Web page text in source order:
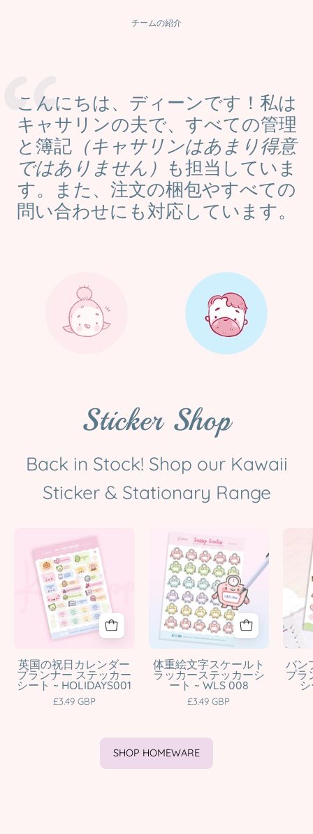
チームの紹介
こんにちは、ディーンです！私は
キャサリンの夫で、すべての管理
と簿記 （キャサリンはあまり得意
ではありません） も担当していま
す。また、注文の梱包やすべての
問い合わせにも対応しています。
Sticker Shop
Back in Stock! Shop our Kawaii
Sticker & Stationary Range
UK
Holiday
Planner
Sticker
Sheet
|
A6
Kawaii
Bank
Holiday
HOLIDAYS001
Katnipp
英国の祝日カレンダー
プランナー ステッカー
シート ~ HOLIDAYS001
£3.49 GBP
Weight
Tracking
Planner
Stickers
|
Kawaii
Scale
Stickers
|
WLS008
product
体重絵文字スケールト
ラッカーステッカーシ
ート ~ WLS 008
£3.49 GBP
バン
プラ
SHOP HOMEWARE